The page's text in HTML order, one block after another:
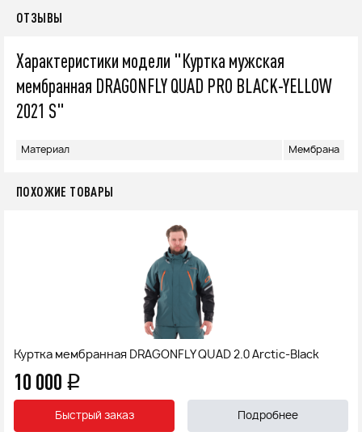
ОТЗЫВЫ
Характеристики модели "Куртка мужская
мембранная DRAGONFLY QUAD PRO BLACK-YELLOW
2021 S"
Материал Мембрана
ПОХОЖИЕ ТОВАРЫ
Куртка мембранная DRAGONFLY QUAD 2.0 Arctic-Black
10 000 q
Быстрый заказ Подробнее